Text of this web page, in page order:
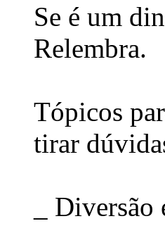
Se é um
Relembra.
Tópicos
tirar
_ Diversão